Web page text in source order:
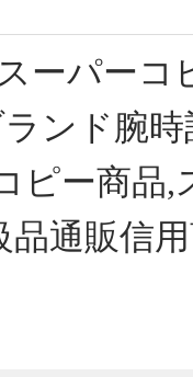
ーパー
ンド腕
ピー商品
通販信